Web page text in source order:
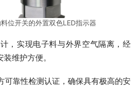
位开关的外置双色LED指示器
实现电子料与外界空气隔离，经
维护方便。
靠性检测认证，确保具有极高的安